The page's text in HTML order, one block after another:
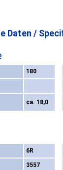
Daten /
180
ca. 18,0
6R
3557